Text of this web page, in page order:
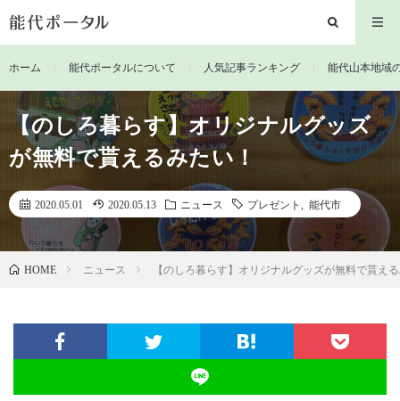
ホーム 能代ポータルについて 人気記事ランキング 能代山本地域
【のしろ暮らす】オリジナルグッズ
が無料で貰えるみたい！
2020.05.01 2020.05.13 ニュース プレゼント 能代市
HOME ニュース 【のしろ暮らす】オリジナルグッズが無料で貰え